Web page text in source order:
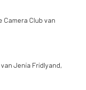
Club van
Jenia Fridlyand,